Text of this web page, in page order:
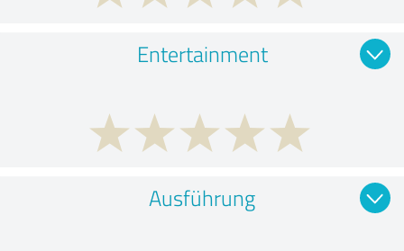
Entertainment
Ausführung